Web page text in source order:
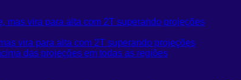
vira para alta com 2T superando projeções
das projeções em todas as regiões